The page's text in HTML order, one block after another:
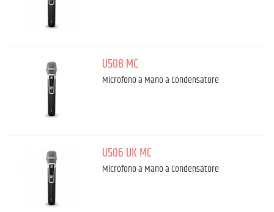
U508 MC
Microfono a Mano a Condensatore
U506 UK MC
Microfono a Mano a Condensatore